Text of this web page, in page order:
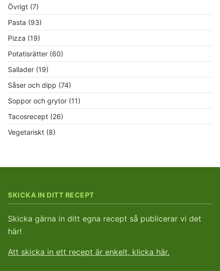
Övrigt (7)
Pasta (93)
Pizza (19)
Potatisrätter (60)
Sallader (19)
Såser och dipp (74)
Soppor och grytor (11)
Tacosrecept (26)
Vegetariskt (8)
SKICKA IN DITT RECEPT
Skicka gärna in ditt egna recept så publicerar vi det
här!
Att skicka in ett recept är enkelt, klicka här.